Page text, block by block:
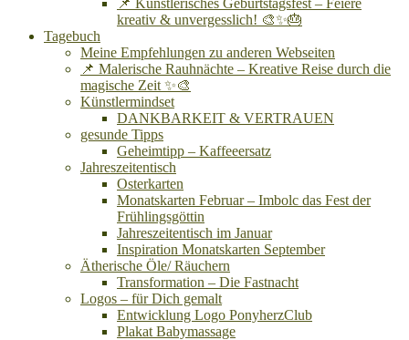
📌 Künstlerisches Geburtstagsfest – Feiere
kreativ & unvergesslich! 🎨✨🎂
Tagebuch
Meine Empfehlungen zu anderen Webseiten
📌 Malerische Rauhnächte – Kreative Reise durch die
magische Zeit ✨🎨
Künstlermindset
DANKBARKEIT & VERTRAUEN
gesunde Tipps
Geheimtipp – Kaffeeersatz
Jahreszeitentisch
Osterkarten
Monatskarten Februar – Imbolc das Fest der
Frühlingsgöttin
Jahreszeitentisch im Januar
Inspiration Monatskarten September
Ätherische Öle/ Räuchern
Transformation – Die Fastnacht
Logos – für Dich gemalt
Entwicklung Logo PonyherzClub
Plakat Babymassage